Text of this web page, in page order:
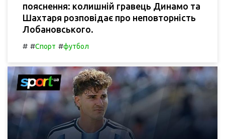
пояснення: колишній гравець Динамо та
Шахтаря розповідає про неповторність
Лобановського.
# #Спорт #футбол